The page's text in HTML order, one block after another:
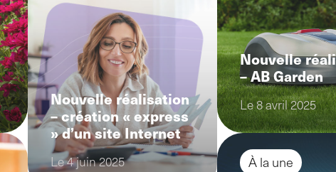
Nouvelle réalisation
– création « express
» d’un site Internet
Le 4 juin 2025
Nouvelle
– AB Garden
Le 8 avril 2025
À la une